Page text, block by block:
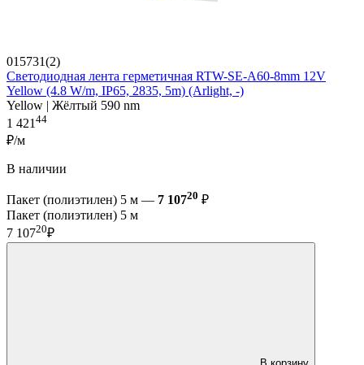
015731(2)
Светодиодная лента герметичная RTW-SE-A60-8mm 12V
Yellow (4.8 W/m, IP65, 2835, 5m) (Arlight, -)
Yellow | Жёлтый 590 nm
1 421 44
₽/м
В наличии
Пакет (полиэтилен) 5 м — 7 10720 ₽
Пакет (полиэтилен) 5 м
7 10720₽